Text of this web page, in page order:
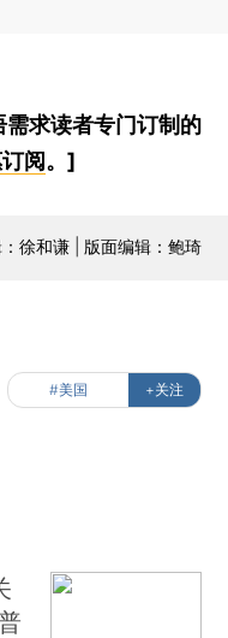
求读者专门订制的
阅 。]
徐和谦 | 版面编辑：鲍琦
#美国 +关注